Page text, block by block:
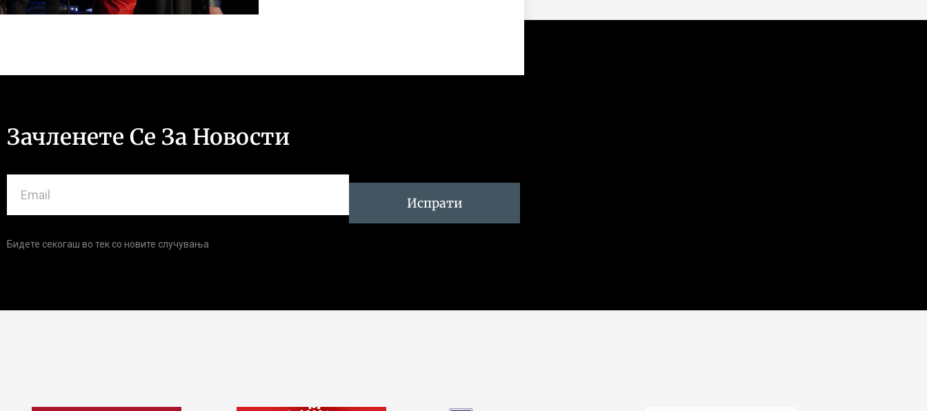
Зачленете Се За Новости
Испрати
Бидете секогаш во тек со новите случувања